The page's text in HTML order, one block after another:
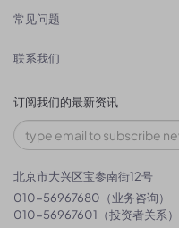
常见问题
联系我们
订阅我们的最新资讯
北京市大兴区宝参南街12号
010-56967680（业务咨询）
010-56967601（投资者关系）